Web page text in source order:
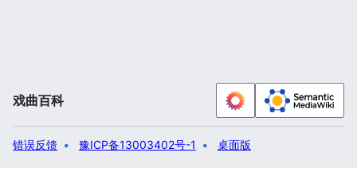
戏曲百科
错误反馈 豫ICP备13003402号-1 桌面版